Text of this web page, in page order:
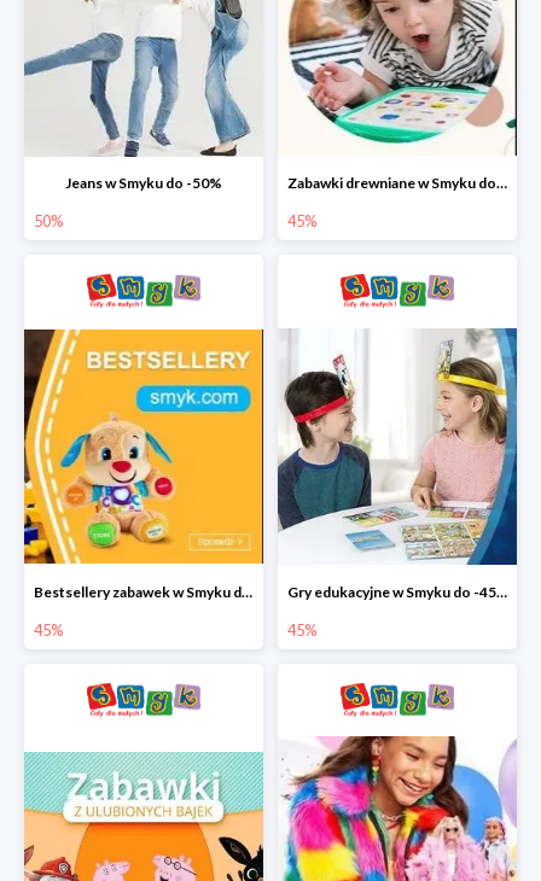
Jeans w Smyku do -50%
50%
Zabawki drewniane w Smyku do -45%
45%
Bestsellery zabawek w Smyku do -45%
45%
Gry edukacyjne w Smyku do -45%
45%